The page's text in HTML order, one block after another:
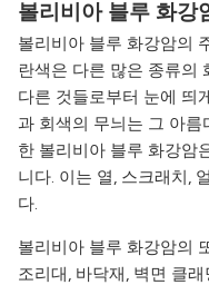
볼리비아 블루 화강
볼리비아 블루 화강암의
란색은 다른 많은 종류의
다른 것들로부터 눈에 띄
과 회색의 무늬는 그 아름
한 볼리비아 블루 화강암
니다. 이는 열, 스크래치,
다.
볼리비아 블루 화강암의
조리대, 바닥재, 벽면 클